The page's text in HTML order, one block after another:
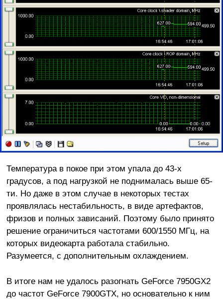
Температура в покое при этом упала до 43-х
градусов, а под нагрузкой не поднималась выше 65-
ти. Но даже в этом случае в некоторых тестах
проявлялась нестабильность, в виде артефактов,
фризов и полных зависаний. Поэтому было принято
решение ограничиться частотами 600/1550 МГц, на
которых видеокарта работала стабильно.
Разумеется, с дополнительным охлаждением.
В итоге нам не удалось разогнать GeForce 7950GX2
до частот GeForce 7900GTX, но основательно к ним